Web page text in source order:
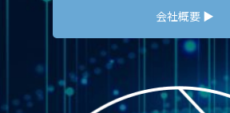
会社概要 ▶